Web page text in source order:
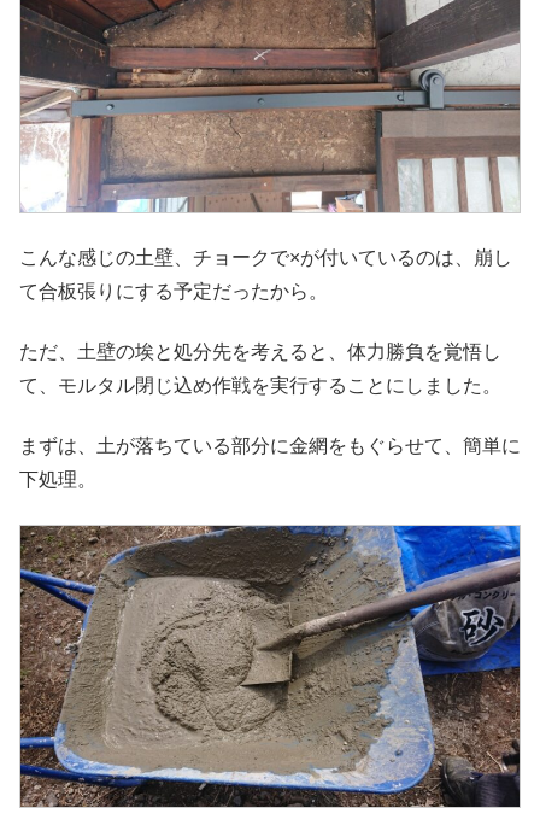
こんな感じの土壁、チョークで×が付いているのは、崩し
て合板張りにする予定だったから。
ただ、土壁の埃と処分先を考えると、体力勝負を覚悟し
て、モルタル閉じ込め作戦を実行することにしました。
まずは、土が落ちている部分に金網をもぐらせて、簡単に
下処理。